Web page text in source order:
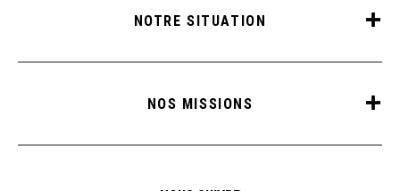
NOTRE SITUATION
NOS MISSIONS